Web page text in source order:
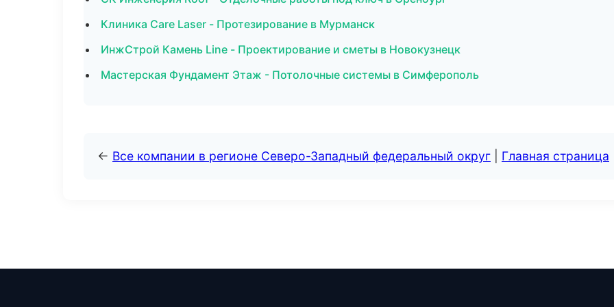
Клиника Care Laser - Протезирование в Мурманск
ИнжСтрой Камень Line - Проектирование и сметы в Новокузнецк
Мастерская Фундамент Этаж - Потолочные системы в Симферополь
← Все компании в регионе Северо-Западный федеральный округ Главная страница